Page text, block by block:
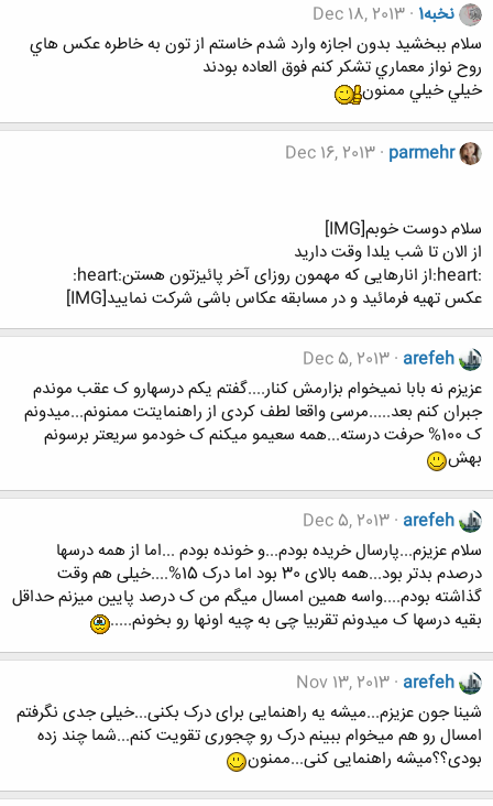
نخبه1
Dec 18, 2013
سلام ببخشيد بدون اجازه وارد شدم خاستم از تون به خاطره عكس هاي
روح نواز معماري تشكر كنم فوق العاده بودند
خيلي خيلي ممنون
parmehr
Dec 16, 2013
سلام دوست خوبم[IMG]
از الان تا شب یلدا وقت دارید
:heart:از انارهایی که مهمون روزای آخر پائیزتون هستن:heart:
عکس تهیه فرمائید و در مسابقه عکاس باشی شرکت نمایید[IMG]
arefeh
Dec 5, 2013
عزیزم نه بابا نمیخوام بزارمش کنار....گفتم یکم درسهارو ک عقب موندم
جبران کنم بعد.....مرسی واقعا لطف کردی از راهنمایتت ممنونم...میدونم
ک 100% حرفت درسته...همه سعیمو میکنم ک خودمو سریعتر برسونم
بهش
arefeh
Dec 5, 2013
سلام عزیزم...پارسال خریده بودم...و خونده بودم ...اما از همه درسها
درصدم بدتر بود...همه بالای 30 بود اما درک 15%....خیلی هم وقت
گذاشته بودم....واسه همین امسال میگم من ک درصد پایین میزنم حداقل
بقیه درسها ک میدونم تقربیا چی به چیه اونها رو بخونم.....
arefeh
Nov 13, 2013
شینا جون عزیزم...میشه یه راهنمایی برای درک بکنی...خیلی جدی نگرفتم
امسال رو هم میخوام ببینم درک رو چجوری تقویت کنم...شما چند زده
بودی؟؟میشه راهنمایی کنی...ممنون